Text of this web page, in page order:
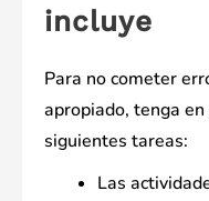
incluye
Para no cometer
apropiado, tenga
siguientes tareas:
Las